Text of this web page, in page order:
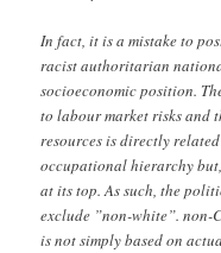
In fact, it is a mistake to
racist authoritarian
socioeconomic position.
to labour market risks and
resources is directly
occupational hierarchy
at its top. As such, the
exclude ”non-white”. non-
is not simply based on